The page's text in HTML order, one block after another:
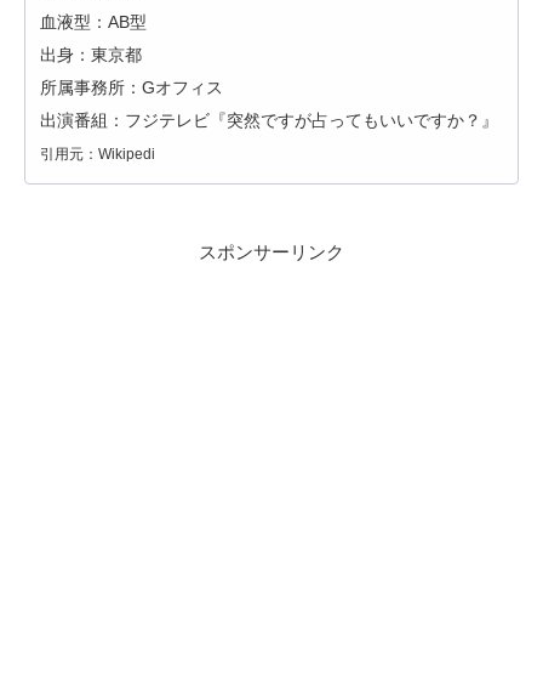
血液型：AB型
出身：東京都
所属事務所：Gオフィス
出演番組：フジテレビ『突然ですが占ってもいいですか？』
引用元：Wikipedi
スポンサーリンク